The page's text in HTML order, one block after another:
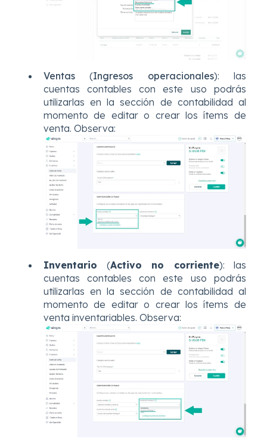
Ventas(Ingresos operacionales): las
cuentas contables con este uso podrás
utilizarlas en la sección de contabilidad al
momento de editar o crear los ítems de
venta. Observa:
Inventario(Activo no corriente): las
cuentas contables con este uso podrás
utilizarlas en la sección de contabilidad al
momento de editar o crear los ítems de
venta inventariables. Observa: